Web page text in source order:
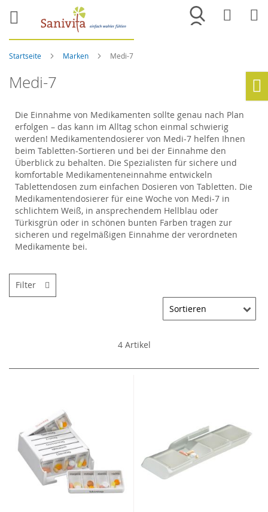
Merkliste
Startseite Marken Medi-7
Medi-7
Die Einnahme von Medikamenten sollte genau nach Plan
erfolgen – das kann im Alltag schon einmal schwierig
werden! Medikamentendosierer von Medi-7 helfen Ihnen
beim Tabletten-Sortieren und bei der Einnahme den
Überblick zu behalten. Die Spezialisten für sichere und
komfortable Medikamenteneinnahme entwickeln
Tablettendosen zum einfachen Dosieren von Tabletten. Die
Medikamentendosierer für eine Woche von Medi-7 in
schlichtem Weiß, in ansprechendem Hellblau oder
Türkisgrün oder in schönen bunten Farben tragen zur
sicheren und regelmäßigen Einnahme der verordneten
Medikamente bei.
4Artikel
Filter